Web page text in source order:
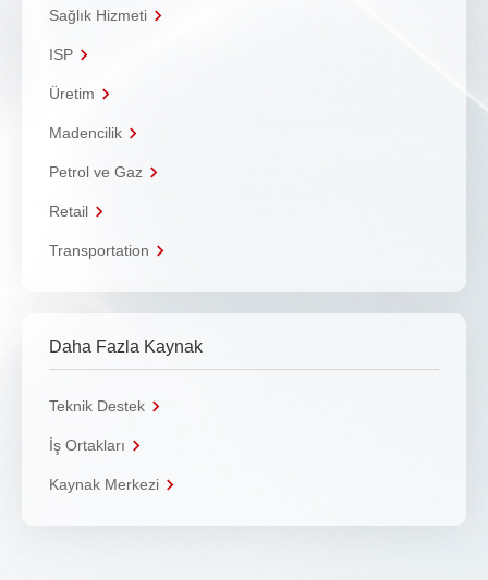
Sağlık Hizmeti
ISP
Üretim
Madencilik
Petrol ve Gaz
Retail
Transportation
Daha Fazla Kaynak
Teknik Destek
İş Ortakları
Kaynak Merkezi